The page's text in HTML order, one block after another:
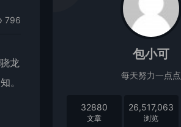
796
龙
。
包小可
每天努力一点点
32880
文章
26,517,063
浏览